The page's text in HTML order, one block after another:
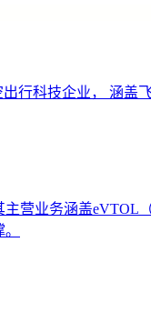
行科技企业， 涵盖
营业务涵盖